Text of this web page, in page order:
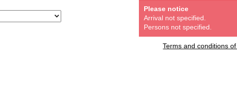
Please notice
Arrival not specified.
Persons not specified.
Terms and conditions